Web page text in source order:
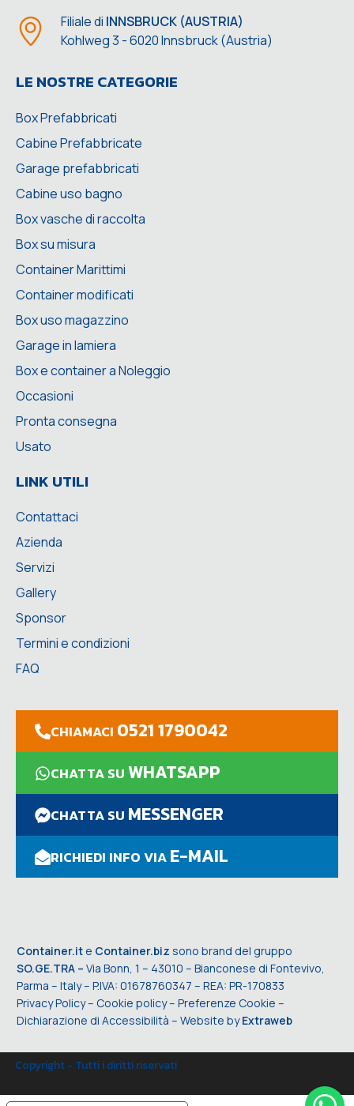
Filiale di INNSBRUCK (AUSTRIA)
Kohlweg 3 - 6020 Innsbruck (Austria)
LE NOSTRE CATEGORIE
Box Prefabbricati
Cabine Prefabbricate
Garage prefabbricati
Cabine uso bagno
Box vasche di raccolta
Box su misura
Container Marittimi
Container modificati
Box uso magazzino
Garage in lamiera
Box e container a Noleggio
Occasioni
Pronta consegna
Usato
LINK UTILI
Contattaci
Azienda
Servizi
Gallery
Sponsor
Termini e condizioni
FAQ
CHIAMACI 0521 1790042
CHATTA SUWHATSAPP
CHATTA SU MESSENGER
RICHIEDI INFO VIAE-MAIL
Container.it e Container.biz sono brand del gruppo
SO.GE.TRA – Via Bonn, 1 – 43010 – Bianconese di Fontevivo,
Parma – Italy – P.IVA: 01678760347 – REA: PR-170833
Privacy Policy– Cookie policy– Preferenze Cookie –
Dichiarazione di Accessibilità – Website byExtraweb
Copyright - Tutti i diritti riservati